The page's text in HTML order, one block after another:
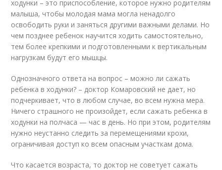
ходунки – это приспособление, которое нужно родителям
малыша, чтобы молодая мама могла ненадолго
освободить руки и заняться другими важными делами. Но
чем позднее ребенок научится ходить самостоятельно,
тем более крепкими и подготовленными к вертикальным
нагрузкам будут его мышцы.
Однозначного ответа на вопрос – можно ли сажать
ребенка в ходунки? – доктор Комаровский не дает, но
подчеркивает, что в любом случае, во всем нужна мера.
Ничего страшного не произойдет, если сажать ребенка в
ходунки на полчаса — час в день. Но при этом, родителям
нужно неустанно следить за перемещениями крохи,
ограничивая доступ ко всем опасным участкам дома.
Что касается возраста, то доктор не советует сажать